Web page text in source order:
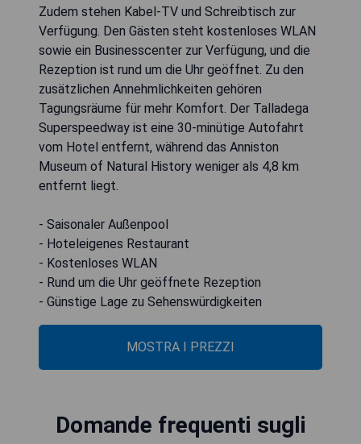
Zudem stehen Kabel-TV und Schreibtisch zur
Verfügung. Den Gästen steht kostenloses WLAN
sowie ein Businesscenter zur Verfügung, und die
Rezeption ist rund um die Uhr geöffnet. Zu den
zusätzlichen Annehmlichkeiten gehören
Tagungsräume für mehr Komfort. Der Talladega
Superspeedway ist eine 30-minütige Autofahrt
vom Hotel entfernt, während das Anniston
Museum of Natural History weniger als 4,8 km
entfernt liegt.
- Saisonaler Außenpool
- Hoteleigenes Restaurant
- Kostenloses WLAN
- Rund um die Uhr geöffnete Rezeption
- Günstige Lage zu Sehenswürdigkeiten
MOSTRA I PREZZI
Domande frequenti sugli